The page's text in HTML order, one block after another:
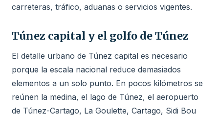
carreteras, tráfico, aduanas o servicios vigentes.
Túnez capital y el golfo de Túnez
El detalle urbano de Túnez capital es necesario
porque la escala nacional reduce demasiados
elementos a un solo punto. En pocos kilómetros se
reúnen la medina, el lago de Túnez, el aeropuerto
de Túnez-Cartago, La Goulette, Cartago, Sidi Bou